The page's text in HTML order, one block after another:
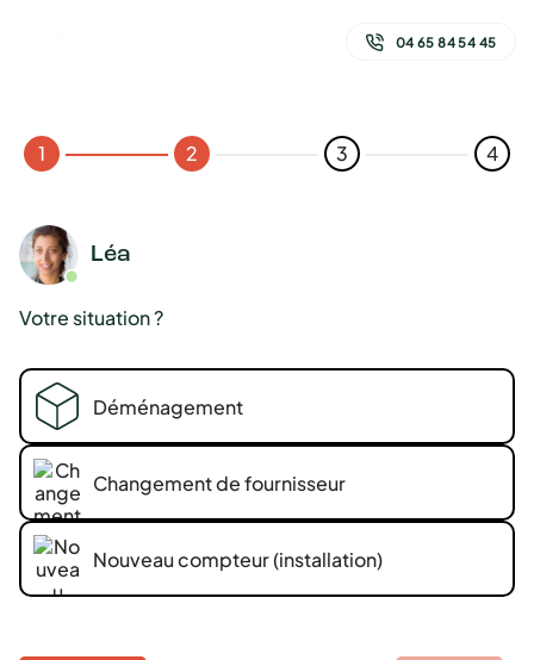
04 65 84 54 45
1 2 3 4
Votre situation ?
Déménagement
Changement de fournisseur
Nouveau compteur (installation)